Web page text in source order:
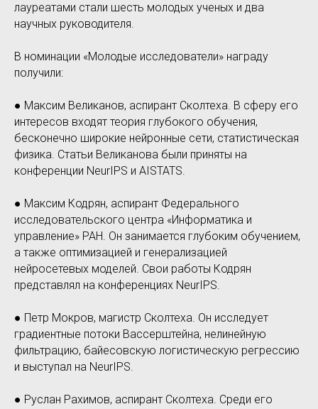
лауреатами стали шесть молодых ученых и два
научных руководителя.
В номинации «Молодые исследователи» награду
получили:
● Максим Великанов, аспирант Сколтеха. В сферу его
интересов входят теория глубокого обучения,
бесконечно широкие нейронные сети, статистическая
физика. Статьи Великанова были приняты на
конференции NeurIPS и AISTATS.
● Максим Кодрян, аспирант Федерального
исследовательского центра «Информатика и
управление» РАН. Он занимается глубоким обучением,
а также оптимизацией и генерализацией
нейросетевых моделей. Свои работы Кодрян
представлял на конференциях NeurIPS.
● Петр Мокров, магистр Сколтеха. Он исследует
градиентные потоки Вассерштейна, нелинейную
фильтрацию, байесовскую логистическую регрессию
и выступал на NeurIPS.
● Руслан Рахимов, аспирант Сколтеха. Среди его